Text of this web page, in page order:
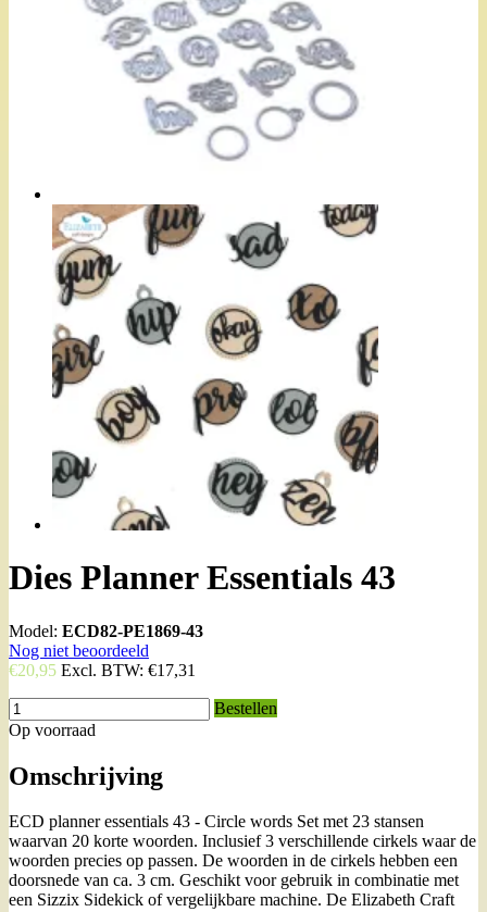
Dies Planner Essentials 43
Model: ECD82-PE1869-43
Nog niet beoordeeld
€20,95 Excl. BTW: €17,31
Bestellen
Op voorraad
Omschrijving
ECD planner essentials 43 - Circle words Set met 23 stansen
waarvan 20 korte woorden. Inclusief 3 verschillende cirkels waar de
woorden precies op passen. De woorden in de cirkels hebben een
doorsnede van ca. 3 cm. Geschikt voor gebruik in combinatie met
een Sizzix Sidekick of vergelijkbare machine. De Elizabeth Craft